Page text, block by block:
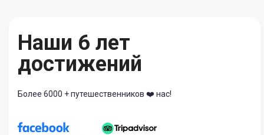
Наши 6 лет
достижений
Более 6000 + путешественников ❤️ нас!